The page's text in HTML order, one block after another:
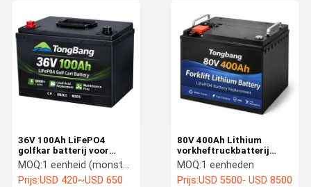
36V 100Ah LiFePO4
golfkar batterij voor
EZGO Club Car Loodzuur
vervanging
MOQ:1 eenheid (monster beschikbaar)
Prijs:USD 420~USD 650
80V 400Ah Lithium
vorkheftruckbatterij
LiFePO4 Industriële
Energieoplossing
MOQ:1 eenheden
Prijs:USD 5500- USD 8500